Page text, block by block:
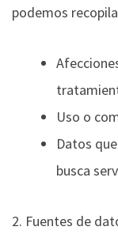
podemos
Uso o
Datos
busca
2. Fuentes de